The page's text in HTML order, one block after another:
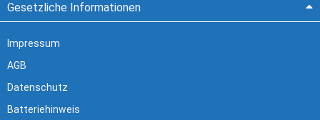
Gesetzliche Informationen
Impressum
AGB
Datenschutz
Batteriehinweis